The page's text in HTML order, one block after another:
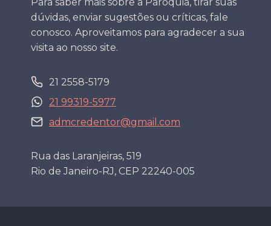
dúvidas, enviar sugestões ou críticas, fale
conosco. Aproveitamos para agradecer a sua
visita ao nosso site.
21 2558-5179
21 99319-5977
admcredentor@gmail.com
Rua das Laranjeiras, 519
Rio de Janeiro-RJ, CEP 22240-005